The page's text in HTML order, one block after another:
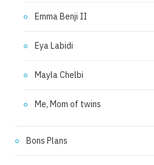
Emma Benji II
Eya Labidi
Mayla Chelbi
Me, Mom of twins
Bons Plans